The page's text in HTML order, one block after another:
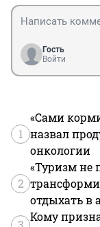
Гость
Войти
1
«Сами
назвал
онкологии
2
«Туризм не
отдыхать в
Кому